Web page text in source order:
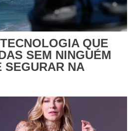
QUE
SEM NINGUÉM
SEGURAR NA